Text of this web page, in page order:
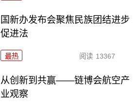
国新办发布会聚焦民族团结进步
促进法
最热 阅读 13367
从创新到共赢——链博会航空产
业观察